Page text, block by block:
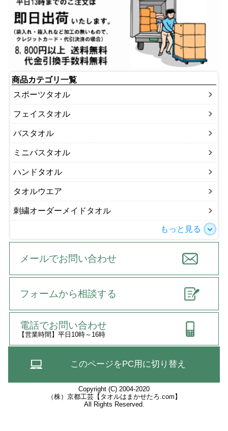
商品カテゴリ一覧
スポーツタオル
フェイスタオル
バスタオル
ミニバスタオル
ハンドタオル
タオルウエア
刺繍オーダーメイドタオル
もっと見る
メールでお問い合わせ
フォームから相談する
電話でお問い合わせ
【営業時間】平日10時～16時
このページをPC用に切り替え
Copyright (C) 2004-2020
（株）京都工芸【タオルはまかせたろ.com】
All Rights Reserved.